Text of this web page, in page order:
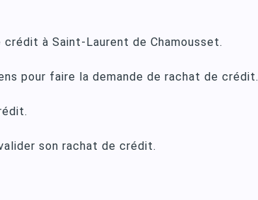
à Saint-Laurent de Chamousset.
pour faire la demande de rachat de crédit.
son rachat de crédit.